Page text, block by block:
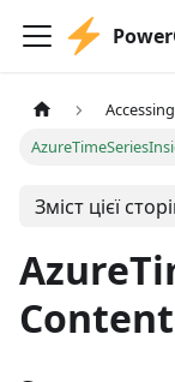
Зміст цієї